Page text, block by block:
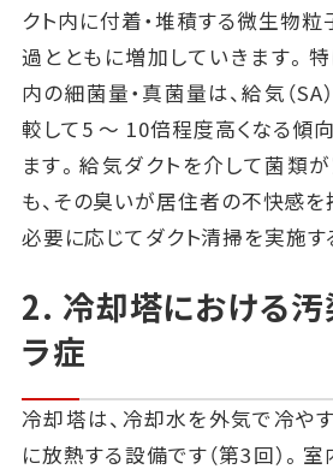
クト内に付着・堆積する微生物
過とともに増加していきます。特
内の細菌量・真菌量は、給気（SA
較して5 ～ 10倍程度高くなる傾
ます。給気ダクトを介して菌類
も、その臭いが居住者の不快感を
必要に応じてダクト清掃を実施す
2. 冷却塔における汚
ラ症
冷却塔は、冷却水を外気で冷や
に放熱する設備です（第3回）。